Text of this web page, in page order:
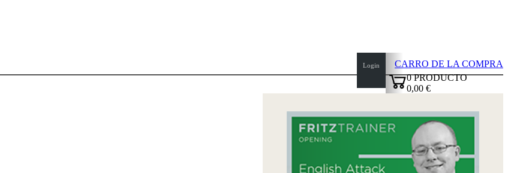
Login
CARRO DE LA COMPRA
0PRODUCTO
0,00 €
top
page
Inicio
Novedades
Autores
Aperturas